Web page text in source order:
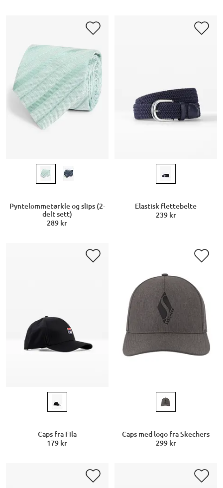
Pyntelommetørkle og slips (2-
delt sett)
289 kr
Elastisk flettebelte
239 kr
Caps fra Fila
179 kr
Caps med logo fra Skechers
299 kr